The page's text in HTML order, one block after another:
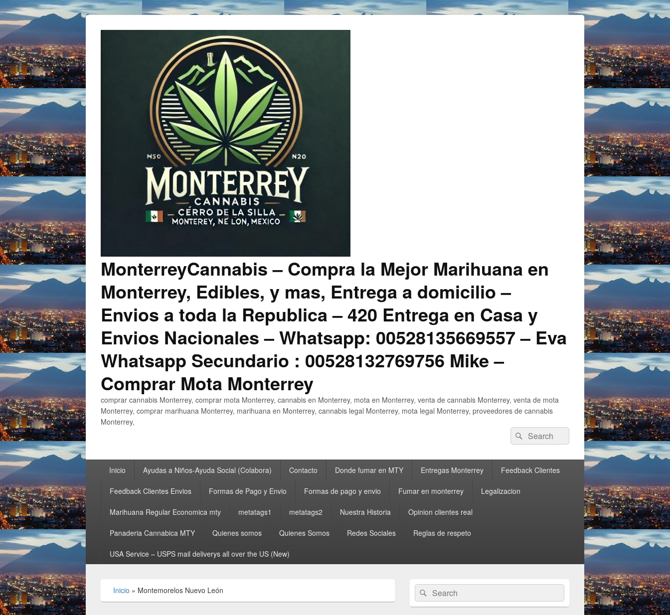
MonterreyCannabis – Compra la Mejor Marihuana en
Monterrey, Edibles, y mas, Entrega a domicilio –
Envios a toda la Republica – 420 Entrega en Casa y
Envios Nacionales – Whatsapp: 00528135669557 – Eva
Whatsapp Secundario : 00528132769756 Mike –
Comprar Mota Monterrey
comprar cannabis Monterrey, comprar mota Monterrey, cannabis en Monterrey, mota en Monterrey, venta de cannabis Monterrey, venta de mota
Monterrey, comprar marihuana Monterrey, marihuana en Monterrey, cannabis legal Monterrey, mota legal Monterrey, proveedores de cannabis
Monterrey,
Search
for:
Search
Inicio Ayudas a Niños-Ayuda Social (Colabora) Contacto Donde fumar en MTY Entregas Monterrey Feedback Clientes
Feedback Clientes Envios Formas de Pago y Envio Formas de pago y envio Fumar en monterrey Legalizacion
Marihuana Regular Economica mty metatags1 metatags2 Nuestra Historia Opinion clientes real
Panaderia Cannabica MTY Quienes somos Quienes Somos Redes Sociales Reglas de respeto
USA Service – USPS mail deliverys all over the US (New)
Inicio » Montemorelos Nuevo León
Primary
Sidebar
Widget
Area
Search
for:
Search